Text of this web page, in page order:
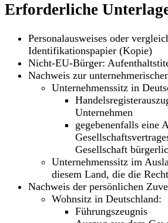
Erforderliche
Personalausweises oder
Identifikationspapier (Kopie)
Nicht-EU-Bürger:
Nachweis zur
Unternehmenssitz in
Unternehmen
gegebenenfalls eine
Gesellschaft
Unternehmenssitz im
diesem Land, die die
Nachweis der persönlichen
Wohnsitz in Deutschland:
Führungszeugnis